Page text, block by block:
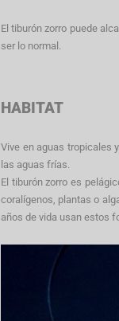
El tiburón zorro puede
ser lo normal.
HABITAT
Vive en aguas tropicales
las aguas frías.
El tiburón zorro es
coralígenos, plantas o
años de vida usan estos